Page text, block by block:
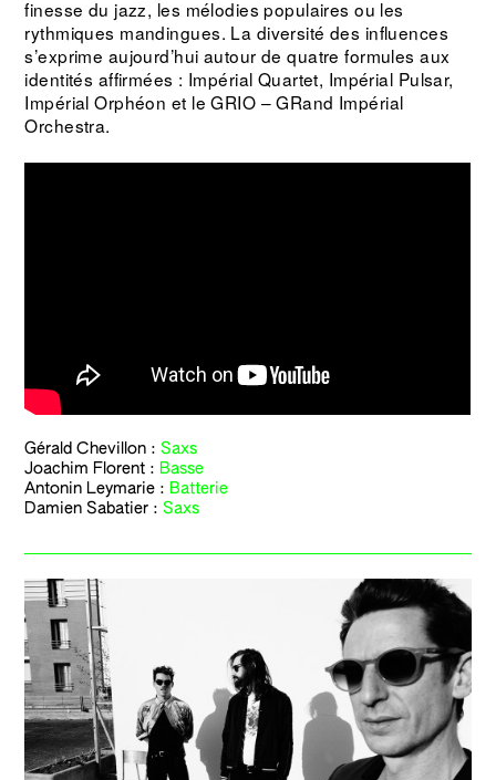
finesse du jazz, les mélodies populaires ou les
rythmiques mandingues. La diversité des influences
s’exprime aujourd’hui autour de quatre formules aux
identités affirmées : Impérial Quartet, Impérial Pulsar,
Impérial Orphéon et le GRIO – GRand Impérial
Orchestra.
Gérald Chevillon :Saxs
Joachim Florent : Basse
Antonin Leymarie : Batterie
Damien Sabatier :Saxs